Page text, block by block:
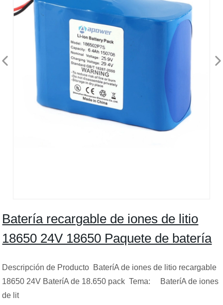
Batería recargable de iones de litio
18650 24V 18650 Paquete de batería
Descripción de Producto BateríA de iones de litio recargable
18650 24V BateríA de 18.650 pack Tema: BateríA de iones
de lit